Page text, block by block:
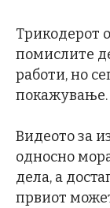
Трикодерот
помислите
работи, но
покажување.
Видеото за
односно
дела, а
првиот